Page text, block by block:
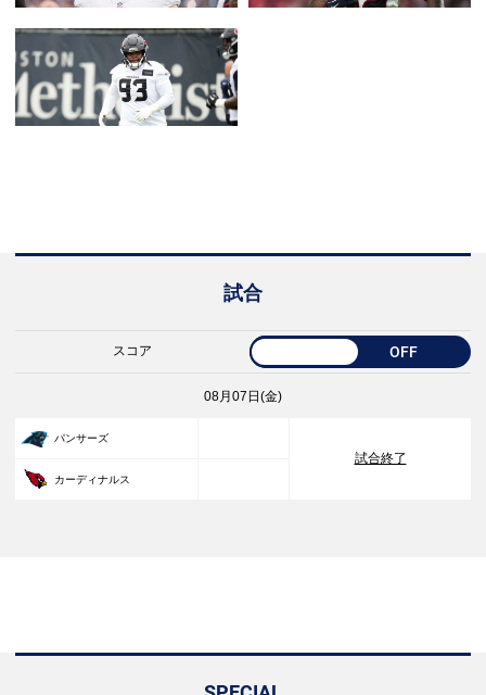
試合
スコア OFF
08月07日(金)
パンサーズ
試合終了
カーディナルス